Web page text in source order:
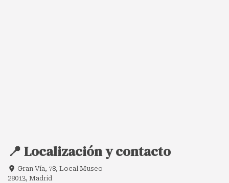
📍 Localización y contacto
Gran Vía, 78, Local Museo
28013, Madrid